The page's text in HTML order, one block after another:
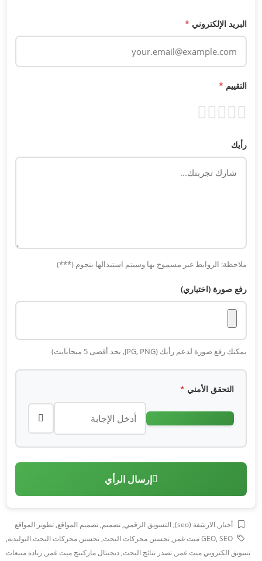
البريد الإلكتروني *
التقييم *
رأيك
ملاحظة: الروابط غير مسموح بها وسيتم استبدالها بنجوم (***)
رفع صورة (اختياري)
يمكنك رفع صورة لدعم رأيك (JPG, PNG, بحد أقصى 5 ميجابايت)
التحقق الأمني *
إرسال الرأي
أخبار , الارشفة (seo) , التسويق الرقمي, تصميم, تصميم المواقع, تطوير المواقع
GEO, SEO ميت غمر , تحسين محركات البحث, تحسين محركات البحث التوليدية,
تسويق الكتروني ميت غمر , تصدر نتائج البحث, ديجيتال ماركتنج ميت غمر , زيادة مبيعات